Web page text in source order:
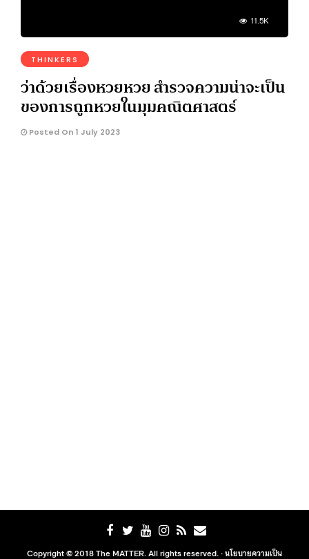
11.5K
THINKERS
ว่าด้วยเรื่องหวยหวย สำรวจความน่าจะเป็น
ของการถูกหวยในมุมคณิตศาสตร์
Posted On 1 July 2023
Copyright © 2018 The MATTER. All rights reserved. ·นโยบายความเป็น